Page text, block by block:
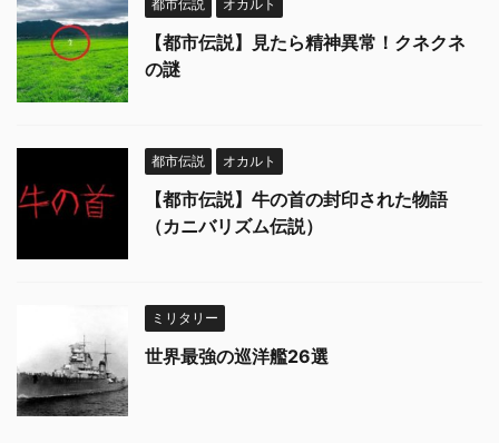
都市伝説 オカルト
【都市伝説】見たら精神異常！クネクネ
の謎
都市伝説 オカルト
【都市伝説】牛の首の封印された物語
（カニバリズム伝説）
ミリタリー
世界最強の巡洋艦26選